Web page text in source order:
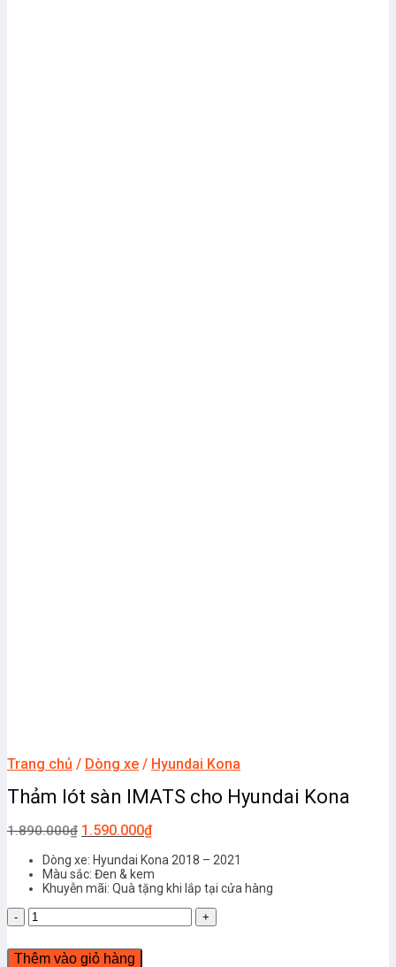
Trang chủ / Dòng xe / Hyundai Kona
Thảm lót sàn IMATS cho Hyundai Kona
1.890.000₫ 1.590.000₫
Dòng xe: Hyundai Kona 2018 – 2021
Màu sắc: Đen & kem
Khuyễn mãi: Quà tặng khi lắp tại cửa hàng
Thảm
lót
sàn
Thêm vào giỏ hàng